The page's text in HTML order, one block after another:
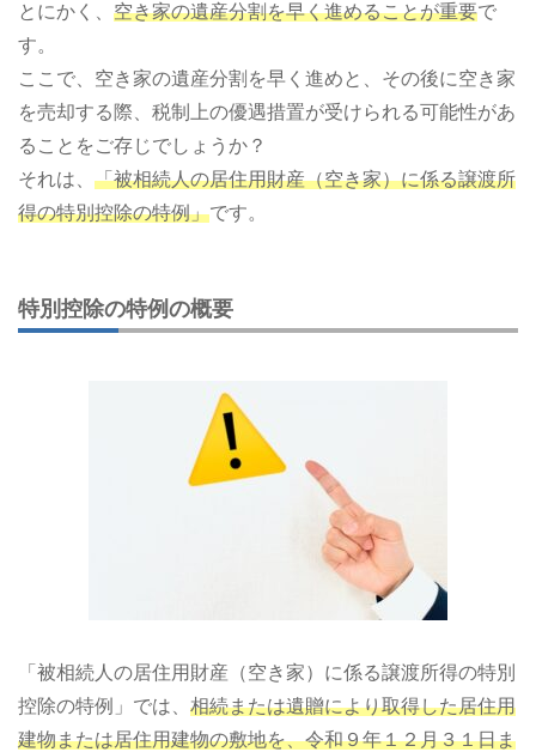
とにかく、 空き家の遺産分割を早く進めることが重要で
す。
ここで、空き家の遺産分割を早く進めと、その後に空き家
を売却する際、税制上の優遇措置が受けられる可能性があ
ることをご存じでしょうか？
それは、 「被相続人の居住用財産（空き家）に係る譲渡所
得の特別控除の特例」です。
特別控除の特例の概要
「被相続人の居住用財産（空き家）に係る譲渡所得の特別
控除の特例」では、 相続または遺贈により取得した居住用
建物または居住用建物の敷地を、令和９年１２月３１日ま